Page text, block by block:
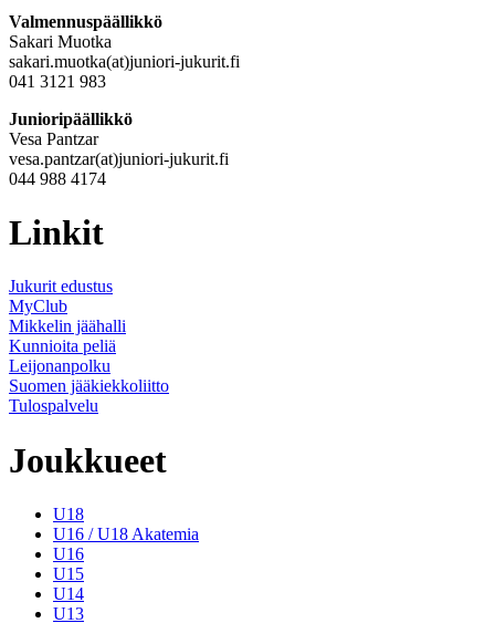
Valmennuspäällikkö
Sakari Muotka
sakari.muotka(at)juniori-jukurit.fi
041 3121 983
Junioripäällikkö
Vesa Pantzar
vesa.pantzar(at)juniori-jukurit.fi
044 988 4174
Linkit
Jukurit edustus
MyClub
Mikkelin jäähalli
Kunnioita peliä
Leijonanpolku
Suomen jääkiekkoliitto
Tulospalvelu
Joukkueet
U18
U16 / U18 Akatemia
U16
U15
U14
U13